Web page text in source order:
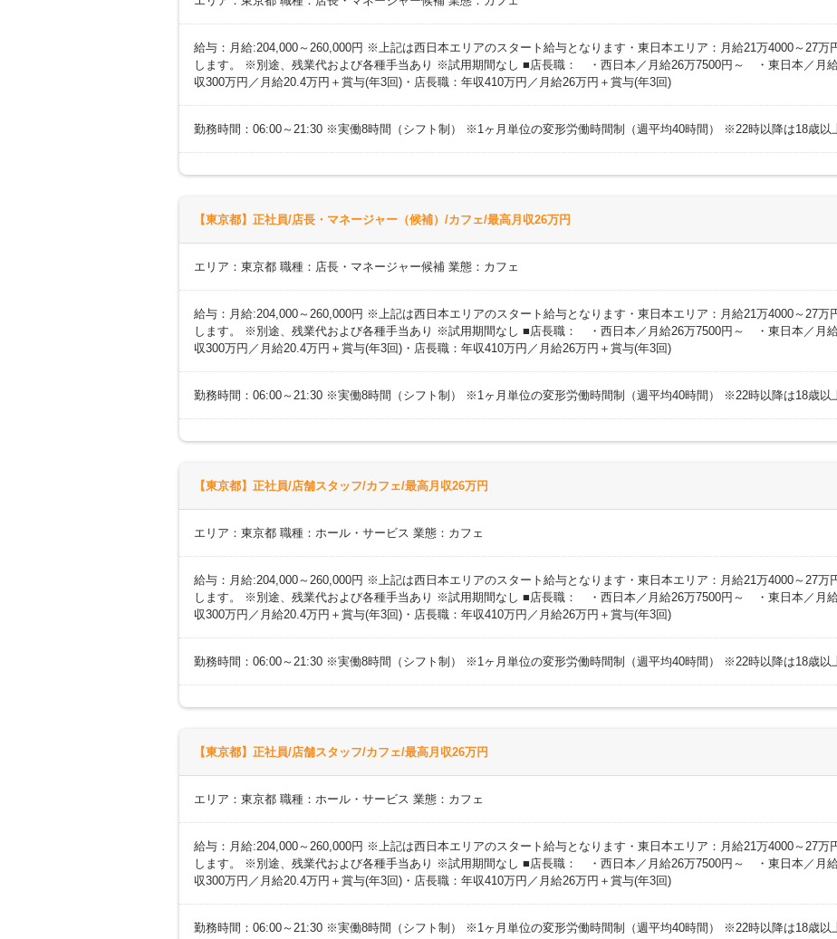
給与：月給:204,000～260,000円 ※上記は西日本エリアのスタート給与となります・東日本エリア：月給21万4000～27
します。 ※別途、残業代および各種手当あり ※試用期間なし ■店長職： ・西日本／月給26万7500円～ ・東日本／月
収300万円／月給20.4万円＋賞与(年3回)・店長職：年収410万円／月給26万円＋賞与(年3回)
勤務時間：06:00～21:30 ※実働8時間（シフト制） ※1ヶ月単位の変形労働時間制（週平均40時間） ※22時以降は18歳以
【東京都】正社員/店長・マネージャー（候補）/カフェ/最高月収26万円
エリア：東京都 職種：店長・マネージャー候補 業態：カフェ
給与：月給:204,000～260,000円 ※上記は西日本エリアのスタート給与となります・東日本エリア：月給21万4000～27
します。 ※別途、残業代および各種手当あり ※試用期間なし ■店長職： ・西日本／月給26万7500円～ ・東日本／月
収300万円／月給20.4万円＋賞与(年3回)・店長職：年収410万円／月給26万円＋賞与(年3回)
勤務時間：06:00～21:30 ※実働8時間（シフト制） ※1ヶ月単位の変形労働時間制（週平均40時間） ※22時以降は18歳以
【東京都】正社員/店舗スタッフ/カフェ/最高月収26万円
エリア：東京都 職種：ホール・サービス 業態：カフェ
給与：月給:204,000～260,000円 ※上記は西日本エリアのスタート給与となります・東日本エリア：月給21万4000～27
します。 ※別途、残業代および各種手当あり ※試用期間なし ■店長職： ・西日本／月給26万7500円～ ・東日本／月
収300万円／月給20.4万円＋賞与(年3回)・店長職：年収410万円／月給26万円＋賞与(年3回)
勤務時間：06:00～21:30 ※実働8時間（シフト制） ※1ヶ月単位の変形労働時間制（週平均40時間） ※22時以降は18歳以
【東京都】正社員/店舗スタッフ/カフェ/最高月収26万円
エリア：東京都 職種：ホール・サービス 業態：カフェ
給与：月給:204,000～260,000円 ※上記は西日本エリアのスタート給与となります・東日本エリア：月給21万4000～27
します。 ※別途、残業代および各種手当あり ※試用期間なし ■店長職： ・西日本／月給26万7500円～ ・東日本／月
収300万円／月給20.4万円＋賞与(年3回)・店長職：年収410万円／月給26万円＋賞与(年3回)
勤務時間：06:00～21:30 ※実働8時間（シフト制） ※1ヶ月単位の変形労働時間制（週平均40時間） ※22時以降は18歳以